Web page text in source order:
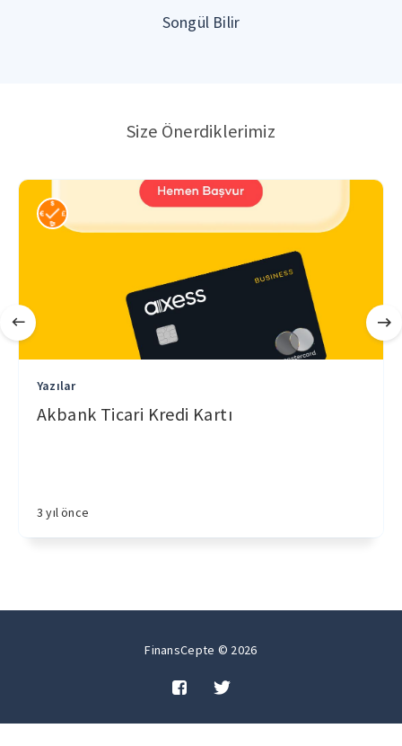
Songül Bilir
Size Önerdiklerimiz
Yazılar
Akbank Ticari Kredi Kartı
3 yıl önce
FinansCepte © 2026